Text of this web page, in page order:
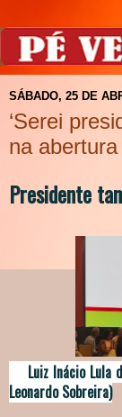
SÁBADO, 25 DE
‘Serei
na
Presidente
Luiz Inácio Lula
Leonardo Sobreira)